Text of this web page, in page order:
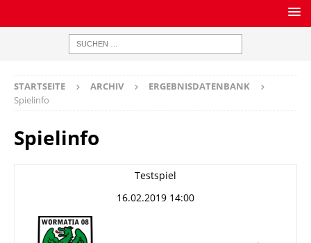
STARTSEITE ARCHIV
ERGEBNISDATENBANK
Spielinfo
Spielinfo
Testspiel
16.02.2019 14:00